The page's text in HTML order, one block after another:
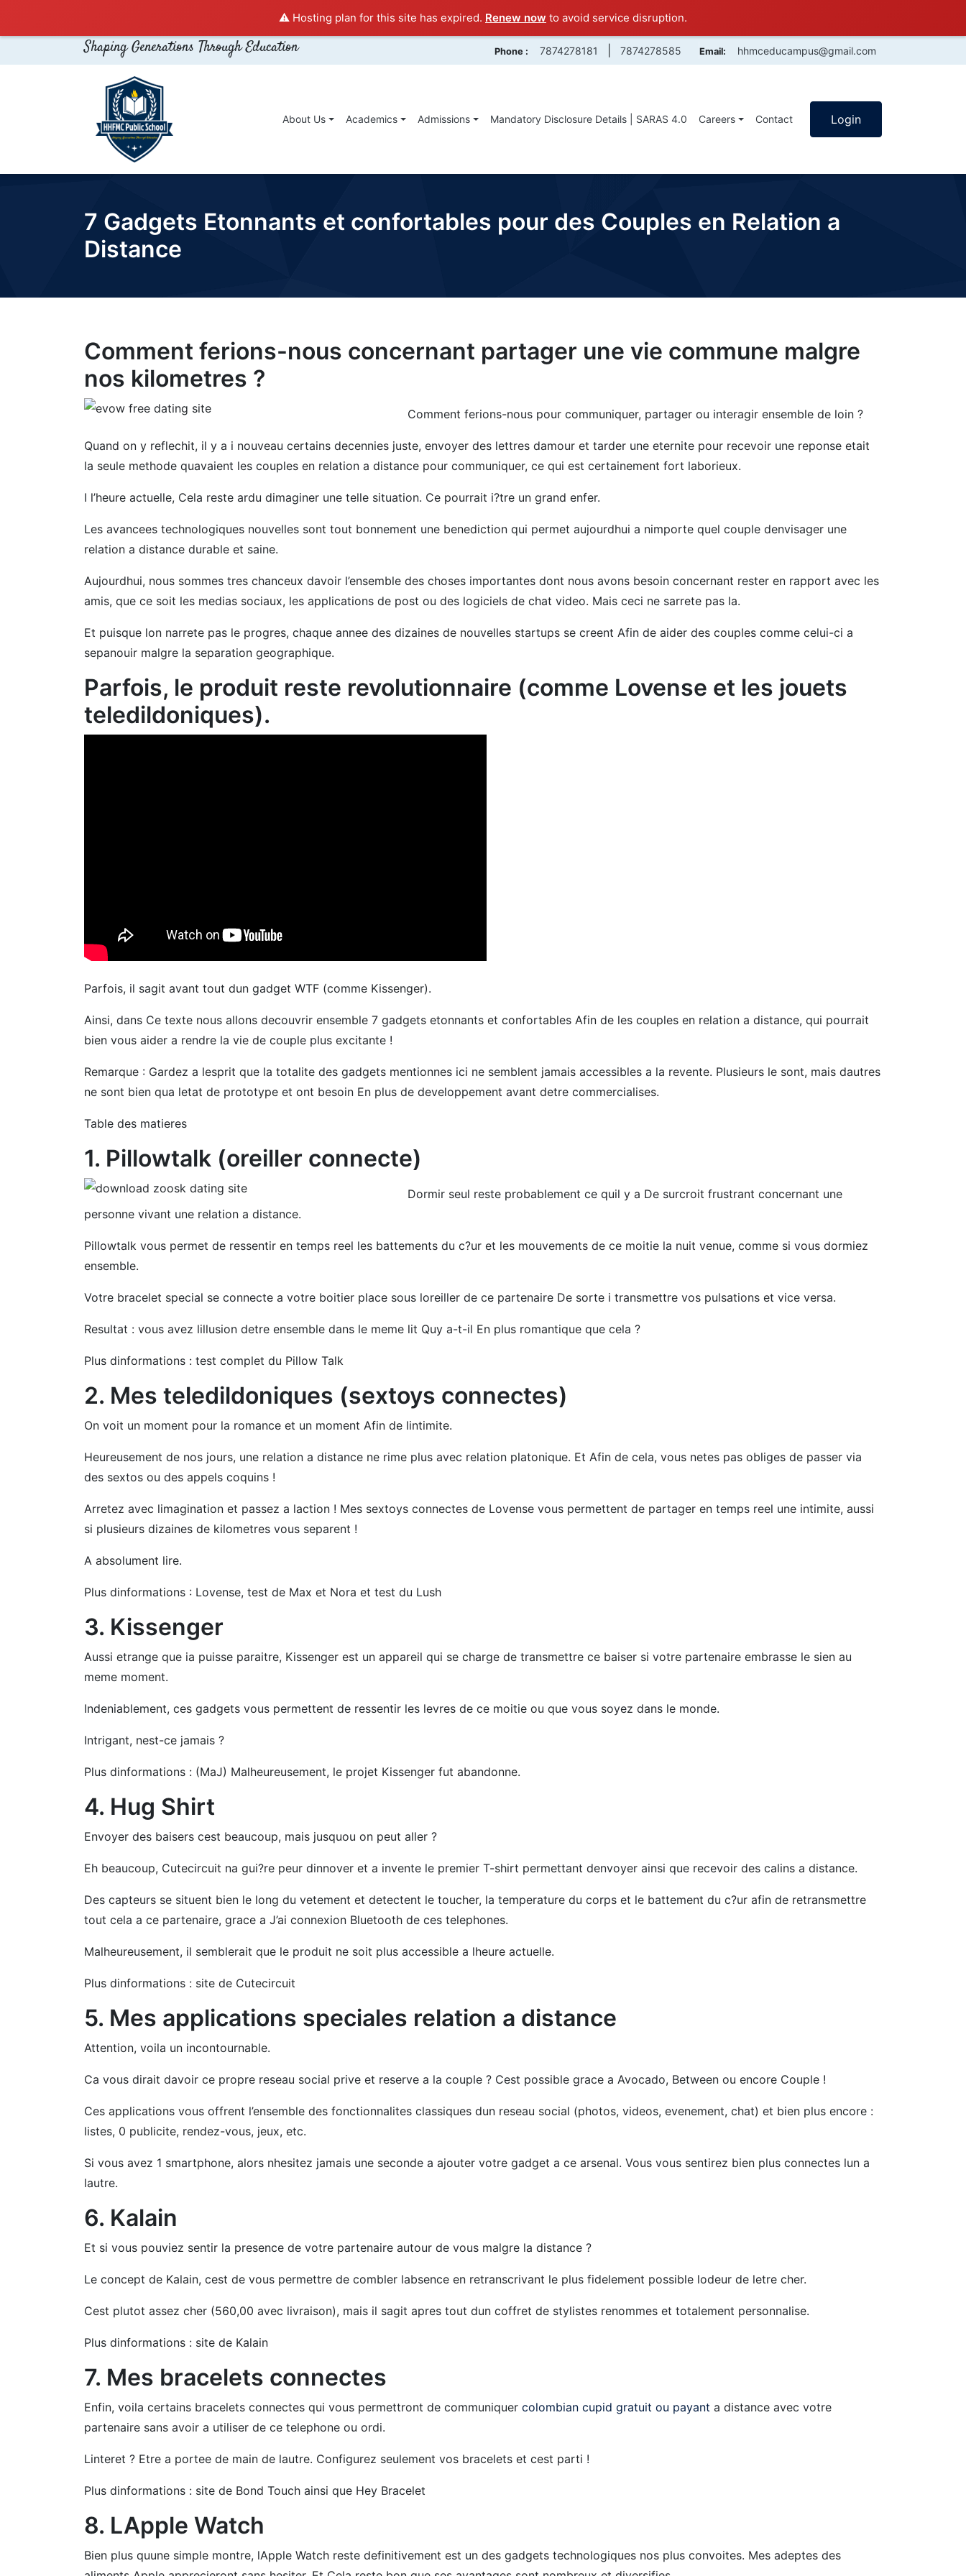
⚠️ Hosting plan for this site has expired. Renew now to avoid service disruption.
Shaping Generations Through Education Phone : 7874278181 7874278585 Email: hhmceducampus@gmail.com
About Us Academics Admissions Mandatory Disclosure Details | SARAS 4.0 Careers Contact Login
7 Gadgets Etonnants et confortables pour des Couples en Relation a
Distance
Comment ferions-nous concernant partager une vie commune malgre
nos kilometres ?
Comment ferions-nous pour communiquer, partager ou interagir ensemble de loin ?
Quand on y reflechit, il y a i nouveau certains decennies juste, envoyer des lettres damour et tarder une eternite pour recevoir une reponse etait
la seule methode quavaient les couples en relation a distance pour communiquer, ce qui est certainement fort laborieux.
I l’heure actuelle, Cela reste ardu dimaginer une telle situation. Ce pourrait i?tre un grand enfer.
Les avancees technologiques nouvelles sont tout bonnement une benediction qui permet aujourdhui a nimporte quel couple denvisager une
relation a distance durable et saine.
Aujourdhui, nous sommes tres chanceux davoir l’ensemble des choses importantes dont nous avons besoin concernant rester en rapport avec les
amis, que ce soit les medias sociaux, les applications de post ou des logiciels de chat video. Mais ceci ne sarrete pas la.
Et puisque lon narrete pas le progres, chaque annee des dizaines de nouvelles startups se creent Afin de aider des couples comme celui-ci a
sepanouir malgre la separation geographique.
Parfois, le produit reste revolutionnaire (comme Lovense et les jouets
teledildoniques).
Parfois, il sagit avant tout dun gadget WTF (comme Kissenger).
Ainsi, dans Ce texte nous allons decouvrir ensemble 7 gadgets etonnants et confortables Afin de les couples en relation a distance, qui pourrait
bien vous aider a rendre la vie de couple plus excitante !
Remarque : Gardez a lesprit que la totalite des gadgets mentionnes ici ne semblent jamais accessibles a la revente. Plusieurs le sont, mais dautres
ne sont bien qua letat de prototype et ont besoin En plus de developpement avant detre commercialises.
Table des matieres
1. Pillowtalk (oreiller connecte)
Dormir seul reste probablement ce quil y a De surcroit frustrant concernant une
personne vivant une relation a distance.
Pillowtalk vous permet de ressentir en temps reel les battements du c?ur et les mouvements de ce moitie la nuit venue, comme si vous dormiez
ensemble.
Votre bracelet special se connecte a votre boitier place sous loreiller de ce partenaire De sorte i transmettre vos pulsations et vice versa.
Resultat : vous avez lillusion detre ensemble dans le meme lit Quy a-t-il En plus romantique que cela ?
Plus dinformations : test complet du Pillow Talk
2. Mes teledildoniques (sextoys connectes)
On voit un moment pour la romance et un moment Afin de lintimite.
Heureusement de nos jours, une relation a distance ne rime plus avec relation platonique. Et Afin de cela, vous netes pas obliges de passer via
des sextos ou des appels coquins !
Arretez avec limagination et passez a laction ! Mes sextoys connectes de Lovense vous permettent de partager en temps reel une intimite, aussi
si plusieurs dizaines de kilometres vous separent !
A absolument lire.
Plus dinformations : Lovense, test de Max et Nora et test du Lush
3. Kissenger
Aussi etrange que ia puisse paraitre, Kissenger est un appareil qui se charge de transmettre ce baiser si votre partenaire embrasse le sien au
meme moment.
Indeniablement, ces gadgets vous permettent de ressentir les levres de ce moitie ou que vous soyez dans le monde.
Intrigant, nest-ce jamais ?
Plus dinformations : (MaJ) Malheureusement, le projet Kissenger fut abandonne.
4. Hug Shirt
Envoyer des baisers cest beaucoup, mais jusquou on peut aller ?
Eh beaucoup, Cutecircuit na gui?re peur dinnover et a invente le premier T-shirt permettant denvoyer ainsi que recevoir des calins a distance.
Des capteurs se situent bien le long du vetement et detectent le toucher, la temperature du corps et le battement du c?ur afin de retransmettre
tout cela a ce partenaire, grace a J’ai connexion Bluetooth de ces telephones.
Malheureusement, il semblerait que le produit ne soit plus accessible a lheure actuelle.
Plus dinformations : site de Cutecircuit
5. Mes applications speciales relation a distance
Attention, voila un incontournable.
Ca vous dirait davoir ce propre reseau social prive et reserve a la couple ? Cest possible grace a Avocado, Between ou encore Couple !
Ces applications vous offrent l’ensemble des fonctionnalites classiques dun reseau social (photos, videos, evenement, chat) et bien plus encore :
listes, 0 publicite, rendez-vous, jeux, etc.
Si vous avez 1 smartphone, alors nhesitez jamais une seconde a ajouter votre gadget a ce arsenal. Vous vous sentirez bien plus connectes lun a
lautre.
6. Kalain
Et si vous pouviez sentir la presence de votre partenaire autour de vous malgre la distance ?
Le concept de Kalain, cest de vous permettre de combler labsence en retranscrivant le plus fidelement possible lodeur de letre cher.
Cest plutot assez cher (560,00 avec livraison), mais il sagit apres tout dun coffret de stylistes renommes et totalement personnalise.
Plus dinformations : site de Kalain
7. Mes bracelets connectes
Enfin, voila certains bracelets connectes qui vous permettront de communiquer colombian cupid gratuit ou payant a distance avec votre
partenaire sans avoir a utiliser de ce telephone ou ordi.
Linteret ? Etre a portee de main de lautre. Configurez seulement vos bracelets et cest parti !
Plus dinformations : site de Bond Touch ainsi que Hey Bracelet
8. LApple Watch
Bien plus quune simple montre, lApple Watch reste definitivement est un des gadgets technologiques nos plus convoites. Mes adeptes des